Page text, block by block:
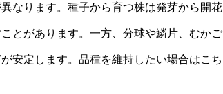
なります。種子から育つ株は発芽から開花
とがあります。一方、分球や鱗片、むかご
安定します。品種を維持したい場合はこち